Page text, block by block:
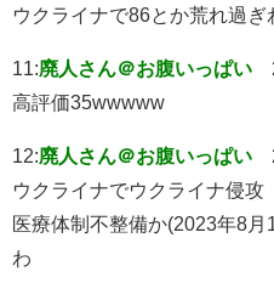
ウクライナで86とか荒れ過ぎ
11:廃人さん＠お腹いっぱい
高評価35wwwww
12:廃人さん＠お腹いっぱい
ウクライナでウクライナ侵
医療体制不整備か(2023年8
わ